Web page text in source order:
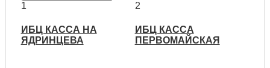
1
ИБЦ КАССА НА
ЯДРИНЦЕВА
2
ИБЦ КАССА
ПЕРВОМАЙСКАЯ